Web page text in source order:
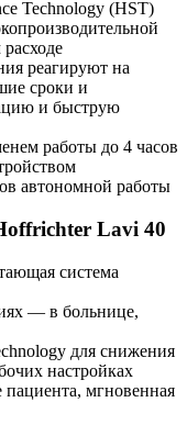
Technology (HST)
реагируют на
сроки и
и быструю
работы до 4 часов
автономной работы
Lavi 40
система
— в больнице,
для снижения
настройках
пациента, мгновенная